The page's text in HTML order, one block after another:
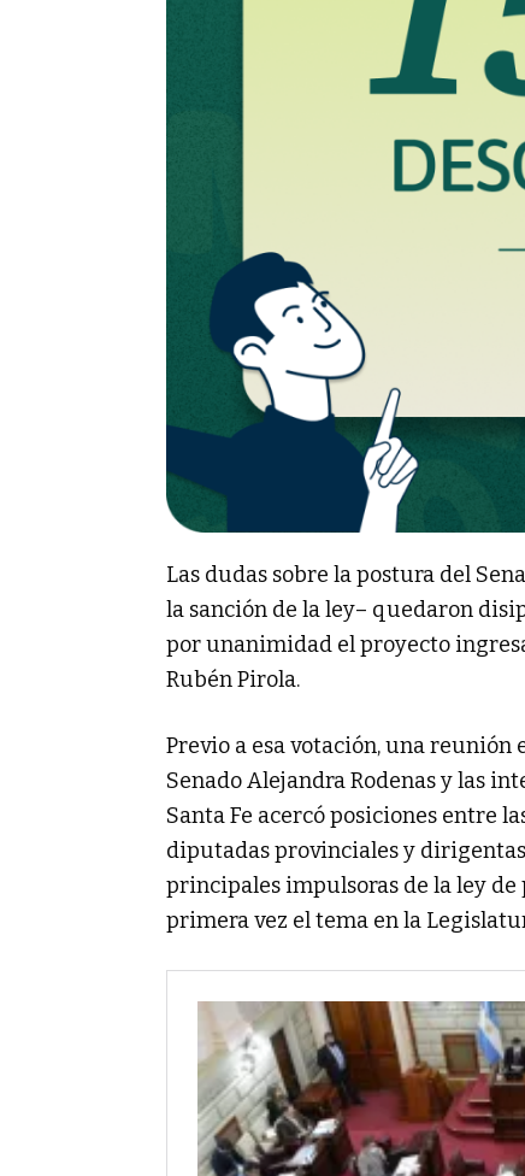
Las dudas sobre la postura del
la sanción de la ley– quedaron
por unanimidad el proyecto
Rubén Pirola.
Previo a esa votación, una
Senado Alejandra Rodenas y las
Santa Fe acercó posiciones entre
diputadas provinciales y
principales impulsoras de la ley
primera vez el tema en la